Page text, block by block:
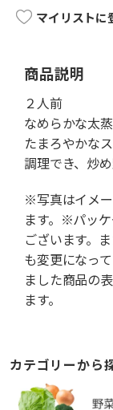
マイリストに
商品説明
２人前
なめらかな太
たまろやかな
調理でき、炒
※写真はイメ
ます。※パッ
ございます。
も変更になっ
ました商品の
ます。
カテゴリーから